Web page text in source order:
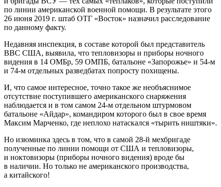
по линии американской военной помощи. В результате этого
26 июня 2019 г. штаб ОТГ «Восток» назначил расследование
по данному факту.
Недавняя инспекция, в составе которой был представитель
ВВС США, выявила, что тепловизоры и приборы ночного
видения в 14 ОМБр, 59 ОМПБ, батальоне «Запорожье» и 54-м
и 74-м отдельных разведбатах попросту похищены.
И, что самое интересное, точно такое же необъяснимое
отсутствие поступившего американского снаряжения
наблюдается и в том самом 24-м отдельном штурмовом
батальоне «Айдар», командиром которого был в свое время
Максим Марченко, где неплохо натаскался «тырить ништяки».
Но изюминка здесь в том, что в самой 28-й мехбригаде
полученные по линии помощи от США и тепловизоры,
и ноктовизоры (приборы ночного видения) вроде бы
в наличии. Но только не американского производства,
а китайского!